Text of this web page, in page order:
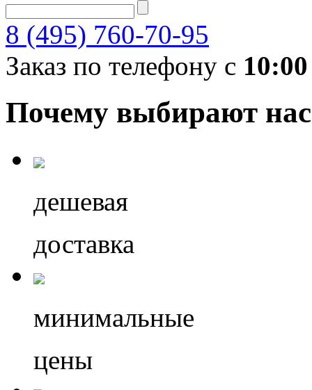
8 (495) 760-70-95
Заказ по телефону с 10:00
Почему выбирают нас
дешевая
доставка
минимальные
цены